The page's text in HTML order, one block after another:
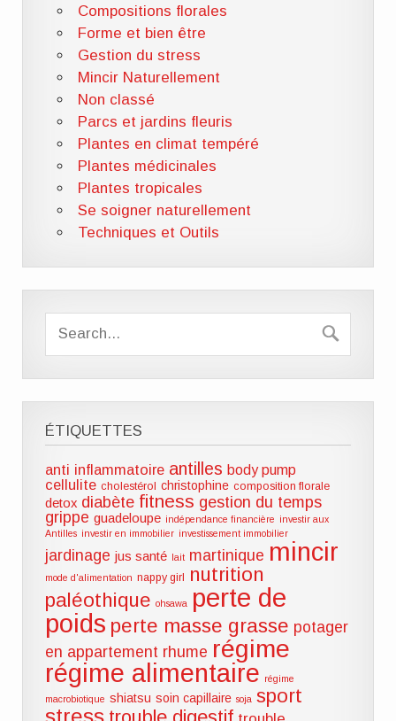
Compositions florales
Forme et bien être
Gestion du stress
Mincir Naturellement
Non classé
Parcs et jardins fleuris
Plantes en climat tempéré
Plantes médicinales
Plantes tropicales
Se soigner naturellement
Techniques et Outils
ÉTIQUETTES
anti inflammatoire antilles body pump
cellulite cholestérol christophine composition florale
detox diabète fitness gestion du temps
grippe guadeloupe indépendance financière investir aux
Antilles investir en immobilier investissement immobilier
jardinage jus santé lait martinique mincir
mode d'alimentation nappy girl nutrition
paléothique ohsawa
perte de
poids perte masse grasse potager
en appartement rhume régime
régime alimentaire régime
macrobiotique shiatsu soin capillaire soja sport
stress